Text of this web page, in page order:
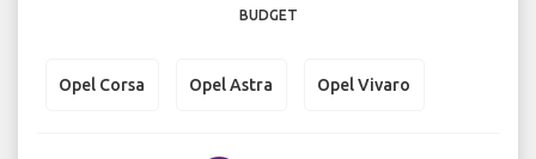
BUDGET
Opel Corsa Opel Astra Opel Vivaro